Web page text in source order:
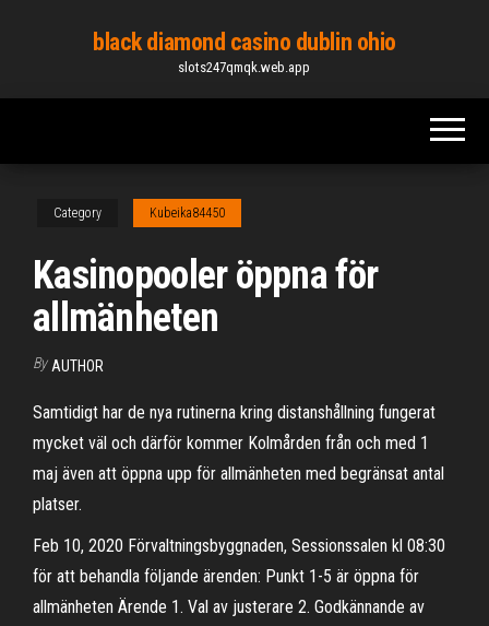
content
black diamond casino dublin ohio
slots247qmqk.web.app
Category Kubeika84450
Kasinopooler öppna för
allmänheten
By AUTHOR
Samtidigt har de nya rutinerna kring distanshållning fungerat
mycket väl och därför kommer Kolmården från och med 1
maj även att öppna upp för allmänheten med begränsat antal
platser.
Feb 10, 2020 Förvaltningsbyggnaden, Sessionssalen kl 08:30
för att behandla följande ärenden: Punkt 1-5 är öppna för
allmänheten Ärende 1. Val av justerare 2. Godkännande av